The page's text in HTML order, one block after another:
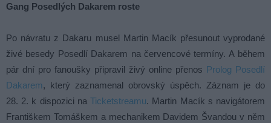
Gang Posedlých Dakarem roste
Po návratu z Dakaru musel Martin Macík přesunout vyprodané
živé besedy Posedlí Dakarem na červencové termíny. A během
pár dní pro fanoušky připravil živý online přenos Prolog Posedlí
Dakarem, který zaznamenal obrovský úspěch. Záznam je do
28. 2. k dispozici naTicketstreamu. Martin Macík s navigátorem
Františkem Tomáškem a mechanikem Davidem Švandou v něm